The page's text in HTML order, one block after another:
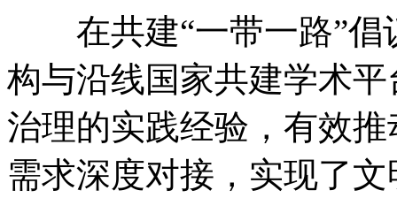
在共建“一带一路”倡
构与沿线国家共建学术
治理的实践经验，有效
需求深度对接，实现了